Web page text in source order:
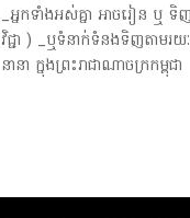
_អ្នកទាំងអស់គ្នា អាចរៀន ឬ
វិជ្ជា ) _ឬទំនាក់ទំនងទិញតាមរ
នានា ក្នុងព្រះរាជាណាចក្រកម្ពុជា